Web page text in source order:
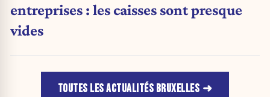
entreprises : les caisses sont presque
vides
TOUTES LES ACTUALITÉS BRUXELLES